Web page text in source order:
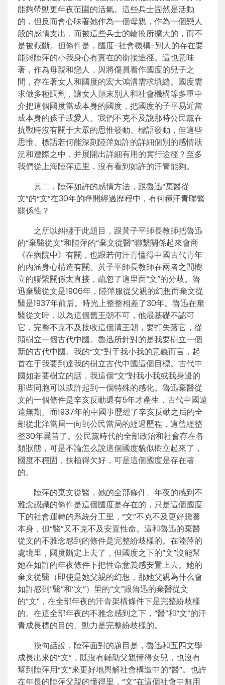
能夠帶動更年夜范圍的活氣。這些兵士固然是活動
的，但反而會心味著她作為一個母親，作為一個戀人
般的感情支出，而被這些兵士的輪換所擴大的，而不
是被截斷。但條件是，國度-社會機構-別人的存在要
能與陸萍的小我身心有實在的銜接途徑。這也意味
著，作為母親和戀人，與將傷員看作國度的兒子之
間，存在著女人和國度的宏大鴻溝需求填縫。國度需
求做多種調劑，讓女人顛末別人和社會機構等多重中
介把這個國度當成本身的國度，把國度的子平易近當
成本身的孩子或愛人。我們不克不及說那時公民黨在
抗戰時沒有關于大眾的思惟發動、標語發動，但這些
思惟、標語若何能深刻陸萍如許的詳細個別的感情狀
況和遭際之中，并展開出詳細有用的實行途徑？至多
我們從上海陸萍這里，沒有看到如許的汗青能夠。
其二，陸萍如許的感情方法，跟魯迅“棄醫從
文”的“文”在30年的睜開經過歷程中，有何種汗青聯繫
關係性？
之所以糾纏于此題目，跟黃子平師長教師把魯迅
的“棄醫從文”和陸萍的“棄文從醫”聯繫關係起來會商
《在病院中》有關，也跟若何汗青懂得中國古代青年
的內涵身心構造有關。黃子平師長教師在兩者之間樹
立的聯繫關係太直接，疏忽了這里面“文”的分歧。魯
迅棄醫從文是1906年，陸萍服從父親的幻想而棄文從
醫是1937年前后。時光上整整相差了30年。魯迅在棄
醫從文時，以為這個舊王朝不可，他最基礎不認可
它，完整不克不及接收這個清王朝，要打失落它，從
頭樹立一個古代中國。魯迅所針對的是我要樹立一個
新的古代中國。我的“文”對于我小我的意義而言，起
首在于我要到達我的樹立古代中國這個目標。古代中
國如若要樹立的話，我這個“文”對我小我或我身邊的
那些同胞可以或許起到一個特殊的感化。魯迅棄醫從
文的一個條件是辛亥反動還有5年才產生，古代中國遠
遠無期。而1937年的中國事歷經了辛亥反動之后的全
部從北洋當局一向到公民當局的經過歷程，這曾經整
整30年曩昔了。公民黨時代的全部政治和社會存在各
類狀態，可是不論怎么說這個國度貌似樹立起來了，
國度不穩固，扶植得欠好，可是這個國度是存在著
的。
陸萍的棄文從醫，她的全部條件、年夜的感到不
雅念認識的條件是這個國度是存在的，只是這個國度
下的社會運轉的系統分工里，“文”不克不及更好贍養
本身，但“醫”又不克不及安置性命。這和魯迅的棄醫
從文的不雅念感到的條件是完整紛歧樣的。在陸萍的
處境里，國度斷定上去了，但國度之下的“文”沒能幫
她在如許的年夜條件下把性命意義感安置上去。她的
棄文從醫（即使是她父親的幻想，那她父親為什么會
如許感到“醫”和“文”）里的“文”跟魯迅的棄醫從文
的“文”，在全部年夜的汗青架構條件下是完整紛歧樣
的。在這全部年夜的不雅念感到之下，“醫”和“文”的汗
青成長標的目的、動力是完整紛歧樣的。
換句話說，陸萍面對的題目是，魯迅和五四文學
成長出來的“文”，既沒有輔助父親懂得女兒，也沒有
幫到陸萍用“文”來更好地輿解社會構造中的“醫”。也許
在年長的陸萍父親的懂得里，“文”在這個社會中無用